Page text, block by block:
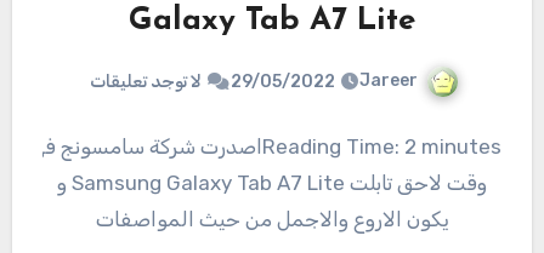
Galaxy Tab A7 Lite
Jareer
29/05/2022 لا توجد تعليقات
Reading Time: 2 minutesاصدرت شركة سامسونج في
وقت لاحق تابلت Samsung Galaxy Tab A7 Lite و
يكون الاروع والاجمل من حيث المواصفات